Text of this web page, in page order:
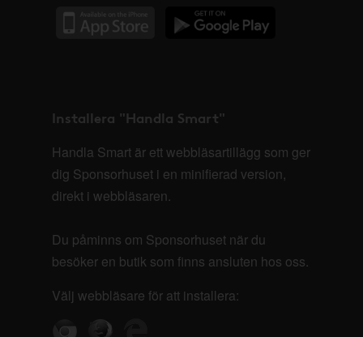
Installera "Handla Smart"
Handla Smart är ett webbläsartillägg som ger
dig Sponsorhuset i en minifierad version,
direkt i webbläsaren.
Du påminns om Sponsorhuset när du
besöker en butik som finns ansluten hos oss.
Välj webbläsare för att installera: